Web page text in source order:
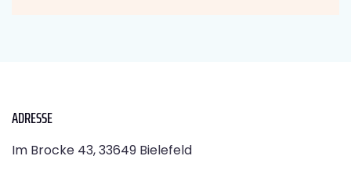
ADRESSE
Im Brocke 43, 33649 Bielefeld